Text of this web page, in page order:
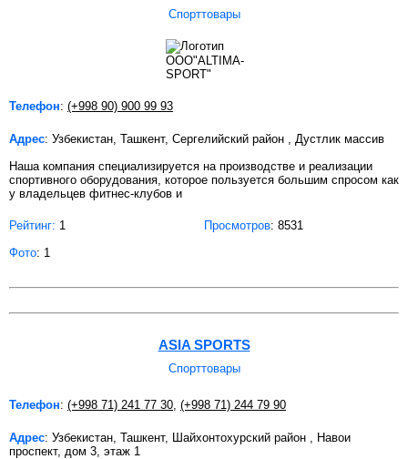
Спорттовары
Телефон: (+998 90) 900 99 93
Адрес: Узбекистан, Ташкент, Сергелийский район , Дустлик массив
Наша компания специализируется на производстве и реализации
спортивного оборудования, которое пользуется большим спросом как
у владельцев фитнес-клубов и
Рейтинг: 1 Просмотров: 8531
Фото: 1
ASIA SPORTS
Спорттовары
Телефон: (+998 71) 241 77 30 (+998 71) 244 79 90
Адрес: Узбекистан, Ташкент, Шайхонтохурский район , Навои
проспект, дом 3, этаж 1